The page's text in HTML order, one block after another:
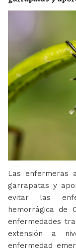
evitar las
Las enfermeras
garrapatas y
evitar las
hemorrágica de
enfermedades
extensión a
enfermedad